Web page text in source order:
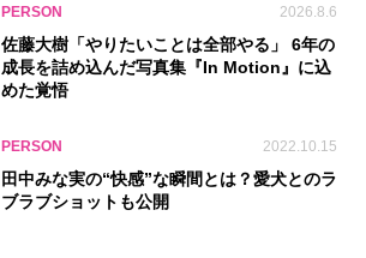
PERSON 2026.8.6
佐藤大樹「やりたいことは全部やる」 6年の
成長を詰め込んだ写真集『In Motion』に込
めた覚悟
PERSON 2022.10.15
田中みな実の“快感”な瞬間とは？愛犬とのラ
ブラブショットも公開